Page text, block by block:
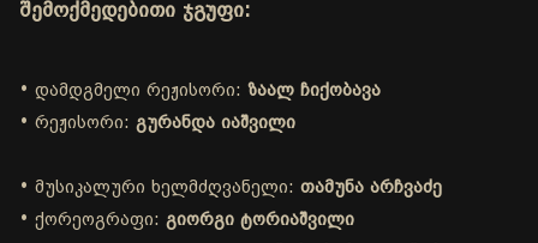
შემოქმედებითი ჯგუფი:
• დამდგმელი რეჟისორი: ზაალ ჩიქობავა
• რეჟისორი: გურანდა იაშვილი
• მუსიკალური ხელმძღვანელი: თამუნა არჩვაძე
• ქორეოგრაფი: გიორგი ტორიაშვილი